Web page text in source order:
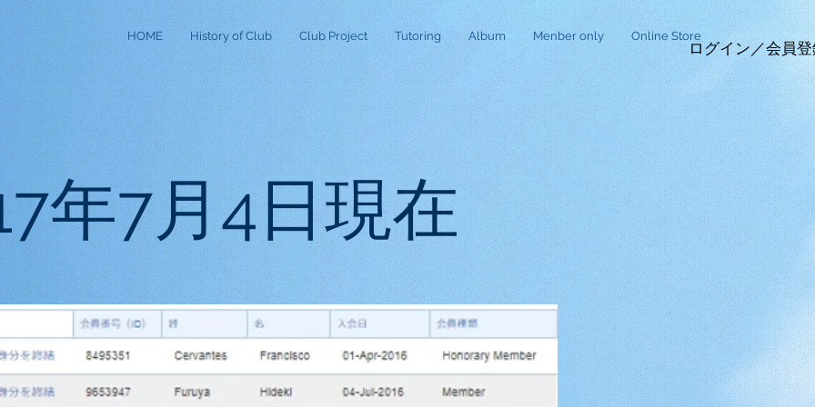
HOME History of Club Club Project Tutoring Album Menber only Online Store
ログイン／会員
年7月4日現在